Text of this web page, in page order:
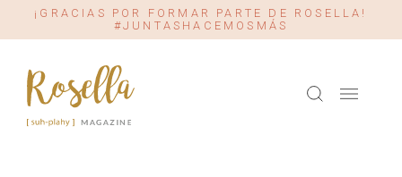
¡GRACIAS POR FORMAR PARTE DE ROSELLA!
#JUNTASHACEMOSMÁS